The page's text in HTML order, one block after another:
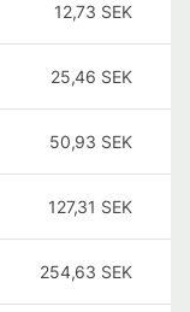
12,73 SEK
25,46 SEK
50,93 SEK
127,31 SEK
254,63 SEK